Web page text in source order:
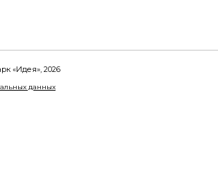
«Идея», 2026
данных